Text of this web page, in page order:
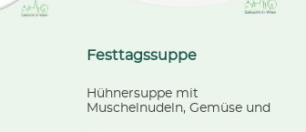
Festtagssuppe
Hühnersuppe mit
Muschelnudeln, Gemüse und